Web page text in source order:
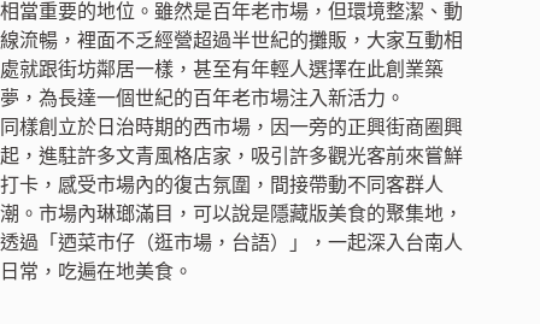
相當重要的地位。雖然是百年老市場，但環境整潔、動
線流暢，裡面不乏經營超過半世紀的攤販，大家互動相
處就跟街坊鄰居一樣，甚至有年輕人選擇在此創業築
夢，為長達一個世紀的百年老市場注入新活力。
同樣創立於日治時期的西市場，因一旁的正興街商圈興
起，進駐許多文青風格店家，吸引許多觀光客前來嘗鮮
打卡，感受市場內的復古氛圍，間接帶動不同客群人
潮。市場內琳瑯滿目，可以說是隱藏版美食的聚集地，
透過「迺菜市仔（逛市場，台語）」，一起深入台南人
日常，吃遍在地美食。